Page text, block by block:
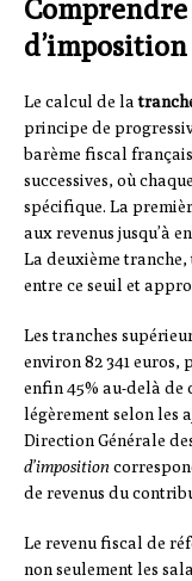
d’imposition
Le calcul de la
principe de
barème fiscal
successives, où
spécifique. La
aux revenus jusqu’à
La deuxième tranche,
entre ce seuil et
Les tranches
environ 82 341 euros,
enfin 45% au-delà de
légèrement selon les
Direction Générale
d’imposition
de revenus du
Le revenu fiscal de
non seulement les